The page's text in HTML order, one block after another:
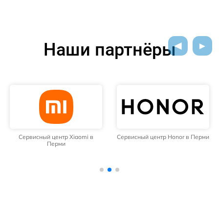
Наши партнёры
Сервисный центр Xiaomi в
Перми
Сервисный центр Honor в Перми